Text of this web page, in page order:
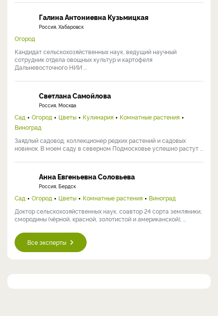
Галина Антониевна Кузьмицкая
Россия, Хабаровск
Огород
Кандидат сельскохозяйственных наук, ведущий научный
сотрудник отдела овощных культур и картофеля
Дальневосточного НИИ ...
Светлана Самойлова
Россия, Москва
Сад Огород Цветы Кулинария
Комнатные растения
Виноград
Заядлый садовод, коллекционер редких растений и садовых
новинок. В моем саду в северном Подмосковье успешно растут ...
Анна Евгеньевна Соловьева
Россия, Бердск
Сад Огород Цветы Комнатные растения
Виноград
Доктор сельскохозяйственных наук, соавтор 24 сорта земляники,
смородины (чёрной, красной, золотистой и американской), ...
Все эксперты